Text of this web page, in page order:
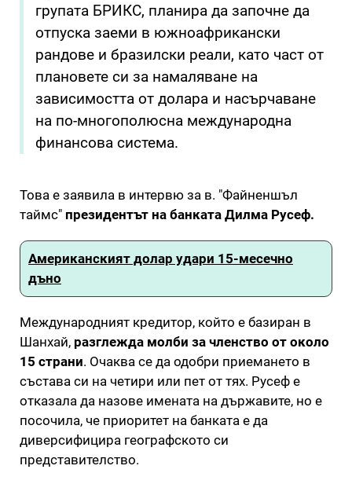
групата БРИКС, планира да започне да
отпуска заеми в южноафрикански
рандове и бразилски реали, като част от
плановете си за намаляване на
зависимостта от долара и насърчаване
на по-многополюсна международна
финансова система.
Това е заявила в интервю за в. "Файненшъл
таймс" президентът на банката Дилма Русеф.
Американският долар удари 15-месечно
дъно
Международният кредитор, който е базиран в
Шанхай, разглежда молби за членство от около
15 страни. Очаква се да одобри приемането в
състава си на четири или пет от тях. Русеф е
отказала да назове имената на държавите, но е
посочила, че приоритет на банката е да
диверсифицира географското си
представителство.